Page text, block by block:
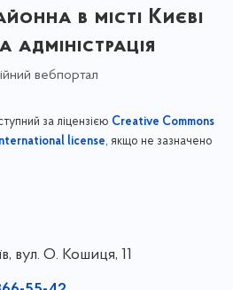
в місті Києві
адміністрація
вебпортал
за ліцензією Creative Commons
license, якщо не зазначено
вул. О. Кошиця, 11